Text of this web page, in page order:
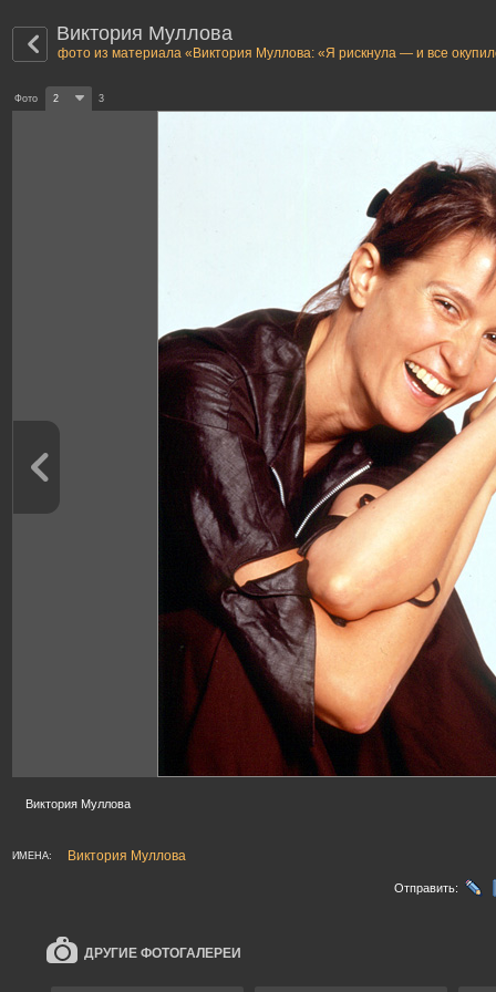
Виктория Муллова
фото из материала «Виктория Муллова: «Я рискнула — и все
Фото 2 3
Виктория Муллова
ИМЕНА: Виктория Муллова
Отправить:
ДРУГИЕ ФОТОГАЛЕРЕИ